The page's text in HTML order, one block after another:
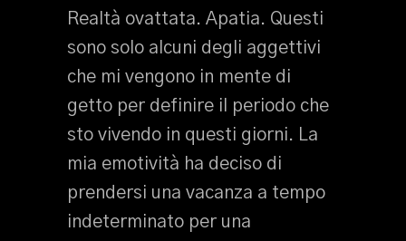
Realtà ovattata. Apatia. Questi
sono solo alcuni degli aggettivi
che mi vengono in mente di
getto per definire il periodo che
sto vivendo in questi giorni. La
mia emotività ha deciso di
prendersi una vacanza a tempo
indeterminato per una